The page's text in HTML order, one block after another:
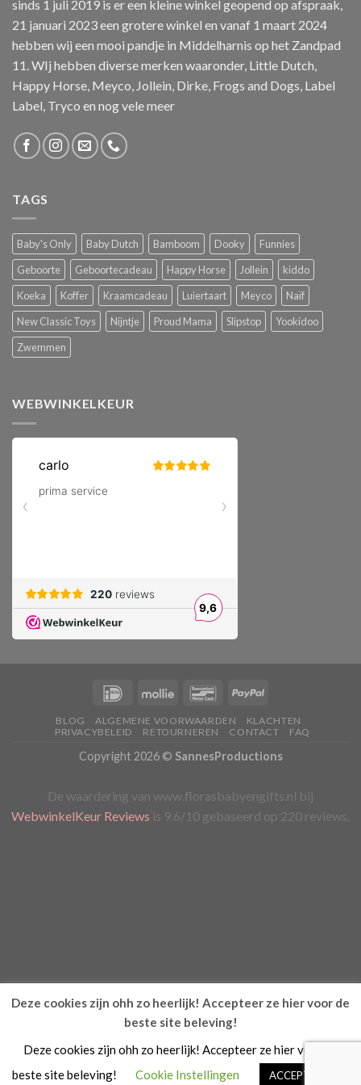
sinds 1 juli 2019 is er een kleine winkel geopend op afspraak,
21 januari 2023 een grotere winkel en vanaf 1 maart 2024
hebben wij een mooi pandje in Middelharnis op het Zandpad
11. WIj hebben diverse merken waaronder, Little Dutch,
Happy Horse, Meyco, Jollein, Dirke, Frogs and Dogs, Label
Label, Tryco en nog vele meer
TAGS
Baby's Only Baby Dutch Bamboom Dooky
Funnies
Geboorte
Geboortecadeau Happy Horse Jollein
kiddo
Koeka
Koffer Kraamcadeau Luiertaart Meyco
Naïf
New Classic Toys
Nijntje Proud Mama Slipstop
Yookidoo
Zwemmen
WEBWINKELKEUR
BLOG ALGEMENE VOORWAARDEN
KLACHTEN
PRIVACYBELEID
RETOURNEREN CONTACT FAQ
Copyright 2026 © SannesProductions
Deze cookies zijn ohh zo heerlijk! Accepteer ze hier voor de
beste site beleving!
Deze cookies zijn ohh zo heerlijk! Accepteer ze hier voor de
beste site beleving!
Cookie Instellingen ACCEPTEREN
De waardering van www.florasbabyengifts.nl bij
WebwinkelKeur Reviews is 9.6/10 gebaseerd op 220 reviews.